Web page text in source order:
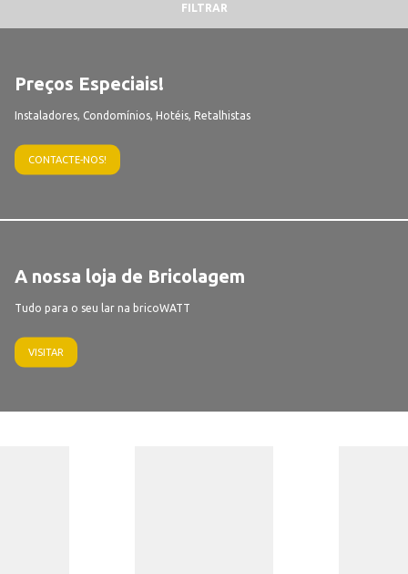
FILTRAR
Preços Especiais!
Instaladores, Condomínios, Hotéis, Retalhistas
CONTACTE-NOS!
A nossa loja de Bricolagem
Tudo para o seu lar na bricoWATT
VISITAR